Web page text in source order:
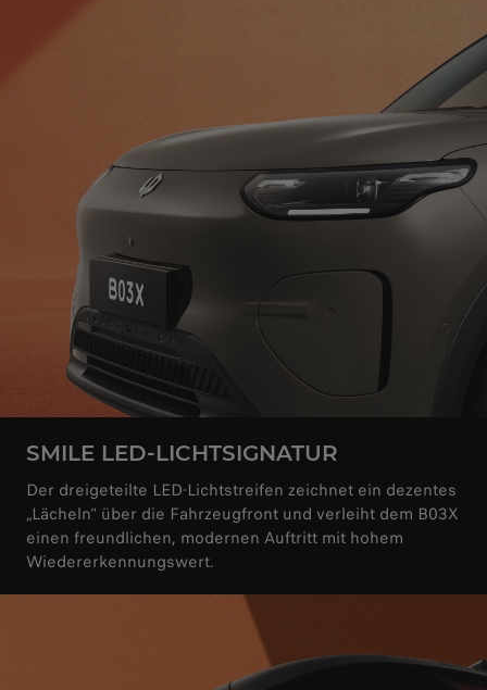
SMILE LED-LICHTSIGNATUR
Der dreigeteilte LED-Lichtstreifen zeichnet ein dezentes
„Lächeln“ über die Fahrzeugfront und verleiht dem B03X
einen freundlichen, modernen Auftritt mit hohem
Wiedererkennungswert.